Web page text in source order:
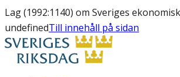
Lag (1992:1140) om Sveriges
undefinedTill innehåll på sidan